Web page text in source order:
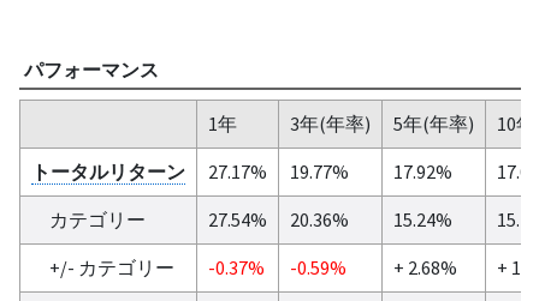
パフォーマンス
1年 3年(年率) 5年(年率)
10
トータルリターン
27.17% 19.77% 17.92%
カテゴリー
27.54% 20.36% 15.24%
+/- カテゴリー
-0.37% -0.59% + 2.68%
+